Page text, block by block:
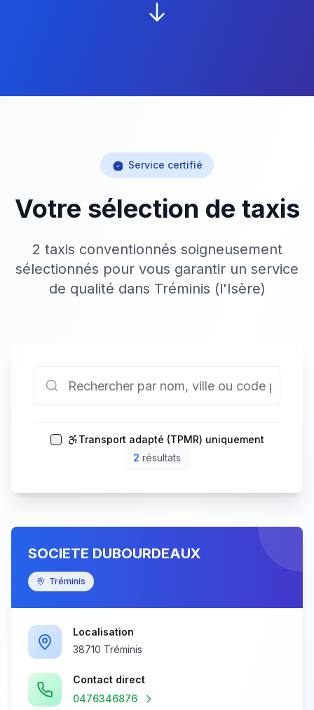
Service certifié
Votre sélection de taxis
2 taxis conventionnés soigneusement
sélectionnés pour vous garantir un service
de qualité dans Tréminis (l'Isère)
Transport adapté (TPMR) uniquement
2 résultats
SOCIETE DUBOURDEAUX
Tréminis
Localisation
38710 Tréminis
Contact direct
0476346876